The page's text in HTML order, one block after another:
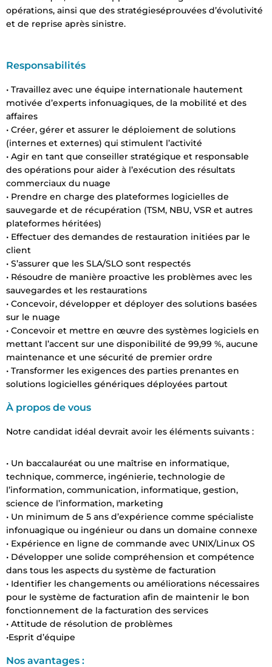
opérations, ainsi que des stratégieséprouvées d’évolutivité
et de reprise après sinistre.
Responsabilités
• Travaillez avec une équipe internationale hautement
motivée d’experts infonuagiques, de la mobilité et des
affaires
• Créer, gérer et assurer le déploiement de solutions
(internes et externes) qui stimulent l’activité
• Agir en tant que conseiller stratégique et responsable
des opérations pour aider à l’exécution des résultats
commerciaux du nuage
• Prendre en charge des plateformes logicielles de
sauvegarde et de récupération (TSM, NBU, VSR et autres
plateformes héritées)
• Effectuer des demandes de restauration initiées par le
client
• S’assurer que les SLA/SLO sont respectés
• Résoudre de manière proactive les problèmes avec les
sauvegardes et les restaurations
• Concevoir, développer et déployer des solutions basées
sur le nuage
• Concevoir et mettre en œuvre des systèmes logiciels en
mettant l’accent sur une disponibilité de 99,99 %, aucune
maintenance et une sécurité de premier ordre
• Transformer les exigences des parties prenantes en
solutions logicielles génériques déployées partout
À propos de vous
Notre candidat idéal devrait avoir les éléments suivants :
• Un baccalauréat ou une maîtrise en informatique,
technique, commerce, ingénierie, technologie de
l’information, communication, informatique, gestion,
science de l’information, marketing
• Un minimum de 5 ans d’expérience comme spécialiste
infonuagique ou ingénieur ou dans un domaine connexe
• Expérience en ligne de commande avec UNIX/Linux OS
• Développer une solide compréhension et compétence
dans tous les aspects du système de facturation
• Identifier les changements ou améliorations nécessaires
pour le système de facturation afin de maintenir le bon
fonctionnement de la facturation des services
• Attitude de résolution de problèmes
•Esprit d’équipe
Nos avantages :